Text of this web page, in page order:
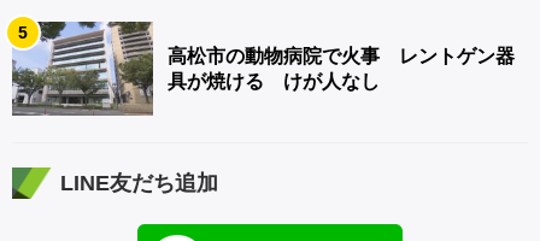
5
高松市の動物病院で火事 レントゲン器
具が焼ける けが人なし
LINE友だち追加